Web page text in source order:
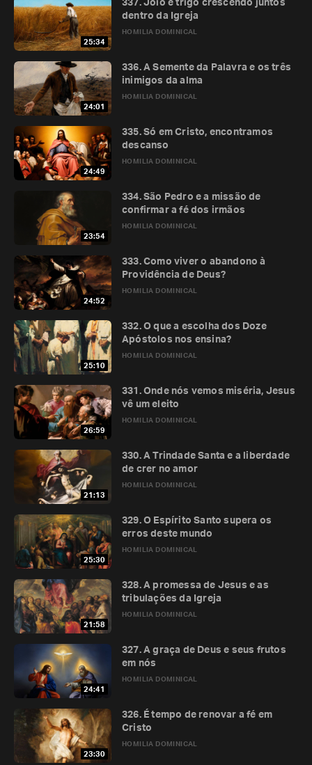
25:34
HOMILIA DOMINICAL
337. Joio e trigo crescendo juntos
dentro da Igreja
24:01
HOMILIA DOMINICAL
336. A Semente da Palavra e os três
inimigos da alma
24:49
HOMILIA DOMINICAL
335. Só em Cristo, encontramos
descanso
23:54
HOMILIA DOMINICAL
334. São Pedro e a missão de
confirmar a fé dos irmãos
24:52
HOMILIA DOMINICAL
333. Como viver o abandono à
Providência de Deus?
25:10
HOMILIA DOMINICAL
332. O que a escolha dos Doze
Apóstolos nos ensina?
26:59
HOMILIA DOMINICAL
331. Onde nós vemos miséria, Jesus
vê um eleito
21:13
HOMILIA DOMINICAL
330. A Trindade Santa e a liberdade
de crer no amor
25:30
HOMILIA DOMINICAL
329. O Espírito Santo supera os
erros deste mundo
21:58
HOMILIA DOMINICAL
328. A promessa de Jesus e as
tribulações da Igreja
24:41
HOMILIA DOMINICAL
327. A graça de Deus e seus frutos
em nós
23:30
HOMILIA DOMINICAL
326. É tempo de renovar a fé em
Cristo